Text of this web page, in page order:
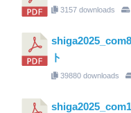
3157 downloads
ト
39880 downloads